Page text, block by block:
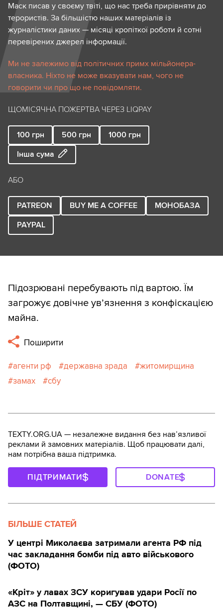
Маск писав у своєму твіті, що нас треба прирівняти до
терористів. За більшістю наших матеріалів із
журналістики даних — місяці кропіткої роботи й сотні
перевірених джерел інформації.
Ми не залежимо від політичних примх мільйонера-
власника. Ніхто не може вказувати нам, чого не
говорити чи про що не повідомляти.
ЩОМІСЯЧНА ПОЖЕРТВА ЧЕРЕЗ LIQPAY
100 грн 500 грн 1000 грн
Інша сума
АБО
PATREON BUY ME A COFFEE
МОНОБАЗА
PAYPAL
Підозрювані перебувають під вартою. Їм
загрожує довічне ув’язнення з конфіскацією
майна.
Поширити
агенти рф державна зрада
житомирщина
замах
сбу
TEXTY.ORG.UA — незалежне видання без навʼязливої
реклами й замовних матеріалів. Щоб працювати далі,
нам потрібна ваша підтримка.
ПІДТРИМАТИ DONATE
БІЛЬШЕ СТАТЕЙ
У центрі Миколаєва затримали агента РФ під
час закладання бомби під авто військового
(ФОТО)
«Кріт» у лавах ЗСУ коригував удари Росії по
АЗС на Полтавщині, — СБУ (ФОТО)